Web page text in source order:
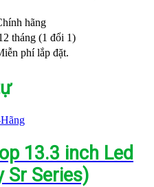
hãng
tháng (1 đổi 1)
phí lắp đặt.
13.3 inch Led
Sr Series)